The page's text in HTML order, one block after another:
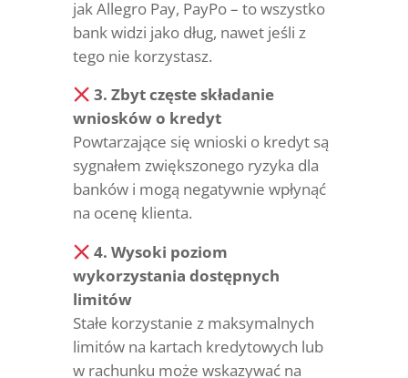
jak Allegro Pay, PayPo – to wszystko
bank widzi jako dług, nawet jeśli z
tego nie korzystasz.
3. Zbyt częste składanie
wniosków o kredyt
Powtarzające się wnioski o kredyt są
sygnałem zwiększonego ryzyka dla
banków i mogą negatywnie wpłynąć
na ocenę klienta.
4. Wysoki poziom
wykorzystania dostępnych
limitów
Stałe korzystanie z maksymalnych
limitów na kartach kredytowych lub
w rachunku może wskazywać na